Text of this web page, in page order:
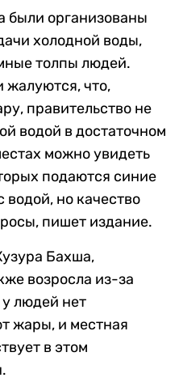
были организованы
холодной воды,
толпы людей.
жалуются, что,
правительство не
водой в достаточном
можно увидеть
подаются синие
но качество
пишет издание.
Бахша,
возросла из-за
людей нет
жары, и местная
в этом